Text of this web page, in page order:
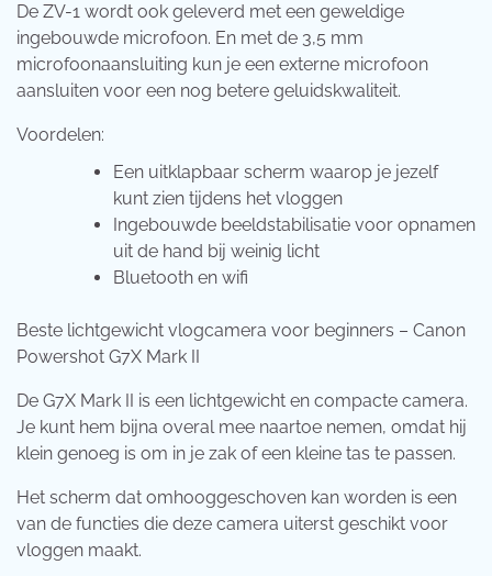
De ZV-1 wordt ook geleverd met een geweldige
ingebouwde microfoon. En met de 3,5 mm
microfoonaansluiting kun je een externe microfoon
aansluiten voor een nog betere geluidskwaliteit.
Voordelen:
Een uitklapbaar scherm waarop je jezelf
kunt zien tijdens het vloggen
Ingebouwde beeldstabilisatie voor opnamen
uit de hand bij weinig licht
Bluetooth en wifi
Beste lichtgewicht vlogcamera voor beginners – Canon
Powershot G7X Mark II
De G7X Mark II is een lichtgewicht en compacte camera.
Je kunt hem bijna overal mee naartoe nemen, omdat hij
klein genoeg is om in je zak of een kleine tas te passen.
Het scherm dat omhooggeschoven kan worden is een
van de functies die deze camera uiterst geschikt voor
vloggen maakt.